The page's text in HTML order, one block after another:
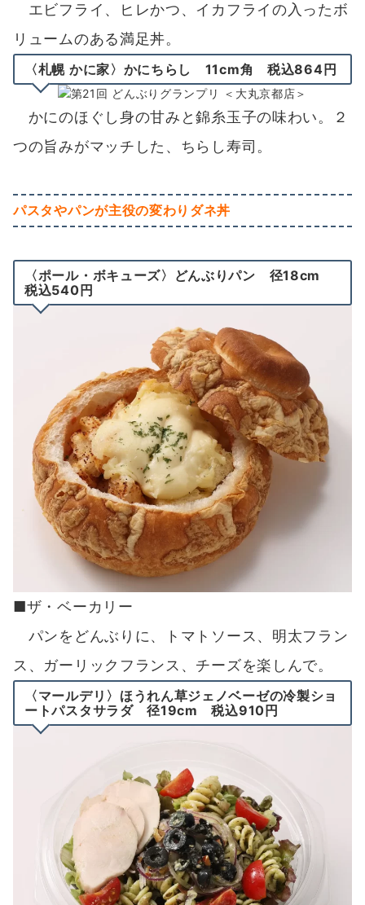
エビフライ、ヒレかつ、イカフライの入ったボ
リュームのある満足丼。
〈札幌 かに家〉かにちらし 11cm角 税込864円
かにのほぐし身の甘みと錦糸玉子の味わい。２
つの旨みがマッチした、ちらし寿司。
パスタやパンが主役の変わりダネ丼
〈ポール・ボキューズ〉どんぶりパン 径18cm
税込540円
■ザ・ベーカリー
パンをどんぶりに、トマトソース、明太フラン
ス、ガーリックフランス、チーズを楽しんで。
〈マールデリ〉ほうれん草ジェノベーゼの冷製ショ
ートパスタサラダ 径19cm 税込910円